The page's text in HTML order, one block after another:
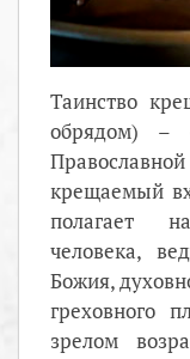
Таинство
обрядом) –
крещаемый
полагает
человека,
Божия,
греховного
зрелом